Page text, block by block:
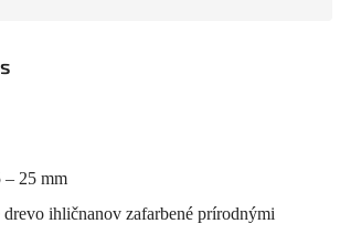
– 25 mm
drevo ihličnanov zafarbené prírodnými